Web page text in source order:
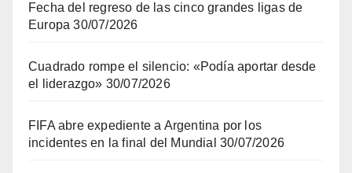
Fecha del regreso de las cinco grandes ligas de
Europa 30/07/2026
Cuadrado rompe el silencio: «Podía aportar desde
el liderazgo» 30/07/2026
FIFA abre expediente a Argentina por los
incidentes en la final del Mundial 30/07/2026